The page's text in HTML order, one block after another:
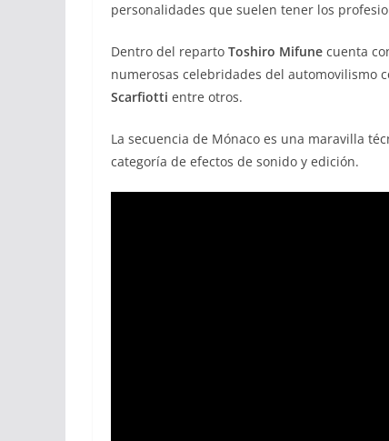
personalidades que suelen tener los
Dentro del reparto Toshiro Mifune cuenta
numerosas celebridades del automovilismo
Scarfiotti entre otros.
La secuencia de Mónaco es una maravilla
categoría de efectos de sonido y edición.